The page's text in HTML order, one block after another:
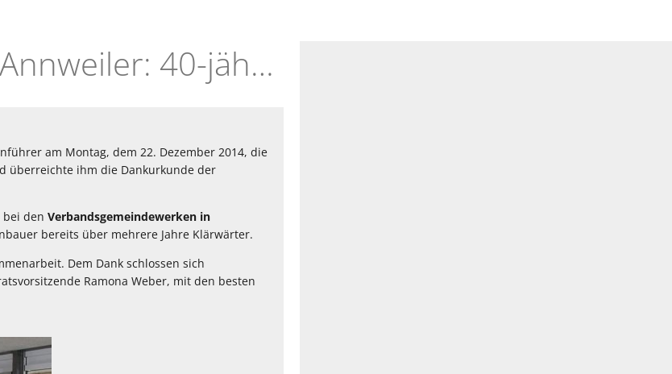
22.12.2014 - VG-Werke Annweiler: 40-jähriges Dienstjubiläum Norbert Nickel
am Montag, dem 22. Dezember 2014, die
überreichte ihm die Dankurkunde der
bei den Verbandsgemeindewerken in
bereits über mehrere Jahre Klärwärter.
Dem Dank schlossen sich
Ramona Weber, mit den besten